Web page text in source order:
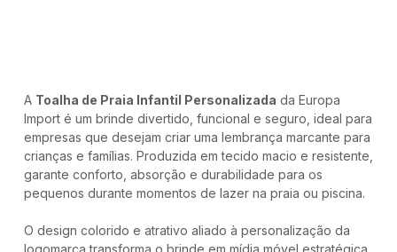
A Toalha de Praia Infantil Personalizada da Europa
Import é um brinde divertido, funcional e seguro, ideal para
empresas que desejam criar uma lembrança marcante para
crianças e famílias. Produzida em tecido macio e resistente,
garante conforto, absorção e durabilidade para os
pequenos durante momentos de lazer na praia ou piscina.
O design colorido e atrativo aliado à personalização da